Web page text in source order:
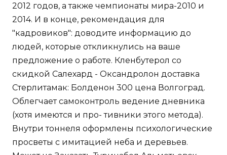
2012 годов, а также чемпионаты мира-2010 и
2014. И в конце, рекомендация для
"кадровиков": доводите информацию до
людей, которые откликнулись на ваше
предложение о работе. Кленбутерол со
скидкой Салехард - Оксандролон доставка
Стерлитамак: Болденон 300 цена Волгоград.
Облегчает самоконтроль ведение дневника
(хотя имеются и про- тивники этого метода).
Внутри тоннеля оформлены психологические
просветы с имитацией неба и деревьев.